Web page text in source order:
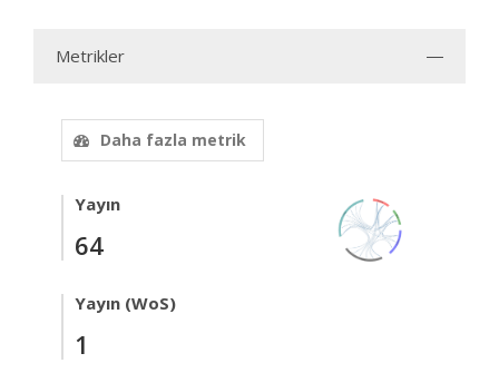
Metrikler
Daha fazla metrik
Yayın
64
Yayın (WoS)
1